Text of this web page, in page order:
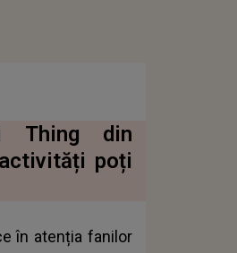
Thing din
poți
în atenția fanilor